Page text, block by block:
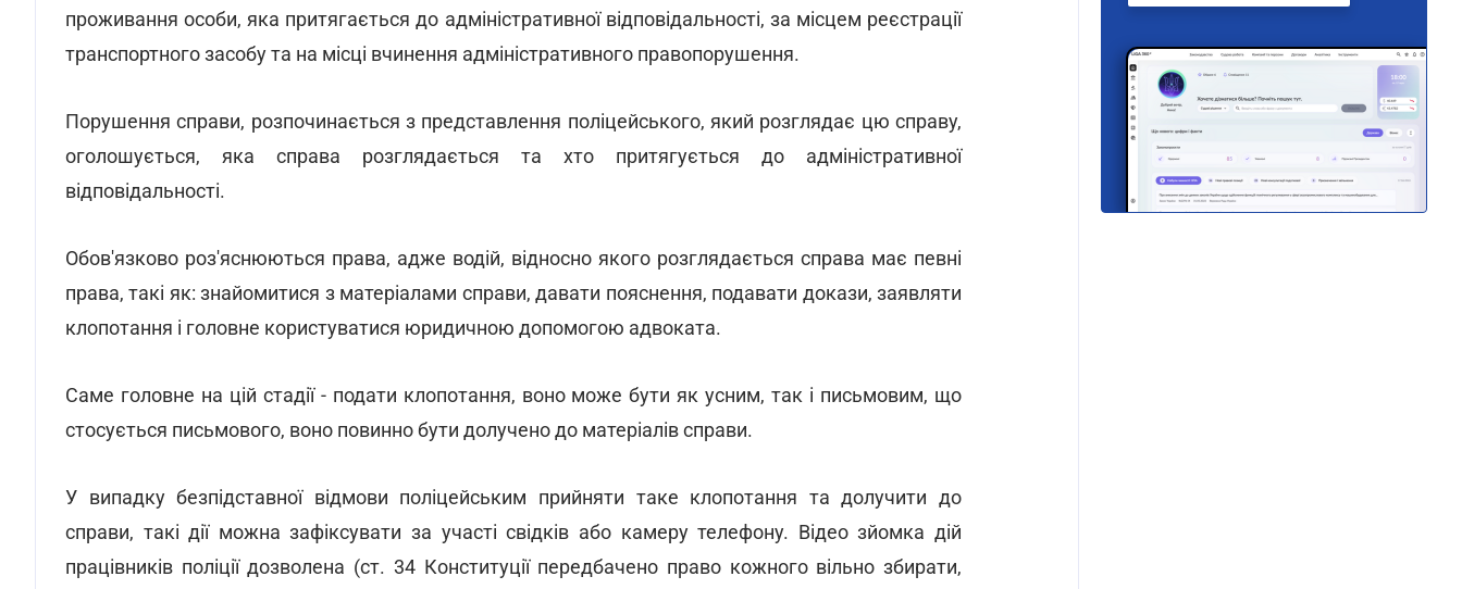
проживання особи, яка притягається до адміністративної відповідальності, за місцем реєстрації
транспортного засобу та на місці вчинення адміністративного правопорушення.
Порушення справи, розпочинається з представлення поліцейського, який розглядає цю справу,
оголошується, яка справа розглядається та хто притягується до адміністративної
відповідальності.
Обов'язково роз'яснюються права, адже водій, відносно якого розглядається справа має певні
права, такі як: знайомитися з матеріалами справи, давати пояснення, подавати докази, заявляти
клопотання і головне користуватися юридичною допомогою адвоката.
Саме головне на цій стадії - подати клопотання, воно може бути як усним, так і письмовим, що
стосується письмового, воно повинно бути долучено до матеріалів справи.
У випадку безпідставної відмови поліцейським прийняти таке клопотання та долучити до
справи, такі дії можна зафіксувати за участі свідків або камеру телефону. Відео зйомка дій
працівників поліції дозволена (ст. 34 Конституції передбачено право кожного вільно збирати,